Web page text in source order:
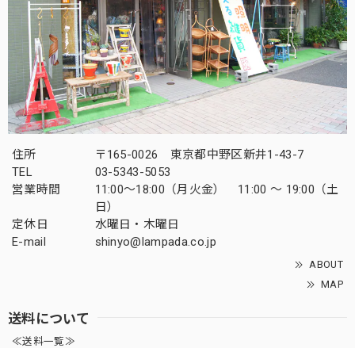
住所
〒165-0026 東京都中野区新井1-43-7
TEL
03-5343-5053
営業時間
11:00～18:00（月火金） 11:00 ～ 19:00（土
日）
定休日
水曜日・木曜日
E-mail
shinyo@lampada.co.jp
ABOUT
MAP
送料について
≪送料一覧≫